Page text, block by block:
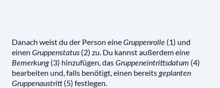
Danach weist du der Person eineGruppenrolle (1) und
einen Gruppenstatus (2) zu. Du kannst außerdem eine
Bemerkung (3) hinzufügen, dasGruppeneintrittsdatum (4)
bearbeiten und, falls benötigt, einen bereits geplanten
Gruppenaustritt(5) festlegen.